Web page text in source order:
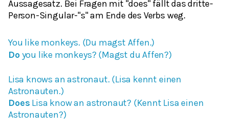
Aussagesatz. Bei Fragen mit "does" fällt das dritte-
Person-Singular-"s" am Ende des Verbs weg.
You like monkeys. (Du magst Affen.)
Doyou like monkeys? (Magst du Affen?)
Lisa knows an astronaut. (Lisa kennt einen
Astronauten.)
Does Lisa know an astronaut? (Kennt Lisa einen
Astronauten?)